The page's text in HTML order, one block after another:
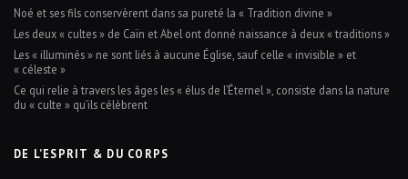
Noé et ses fils conservèrent dans sa pureté la « Tradition divine »
Les deux « cultes » de Caïn et Abel ont donné naissance à deux « traditions »
Les « illuminés » ne sont liés à aucune Église, sauf celle « invisible » et
« céleste »
Ce qui relie à travers les âges les « élus de l’Éternel », consiste dans la nature
du « culte » qu’ils célèbrent
DE L’ESPRIT & DU CORPS